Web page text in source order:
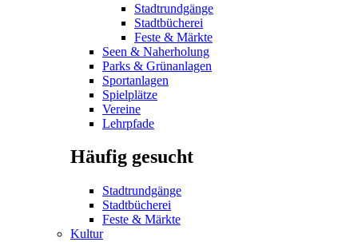
Stadtrundgänge
Stadtbücherei
Feste & Märkte
Seen & Naherholung
Parks & Grünanlagen
Sportanlagen
Spielplätze
Vereine
Lehrpfade
Häufig gesucht
Stadtrundgänge
Stadtbücherei
Feste & Märkte
Kultur